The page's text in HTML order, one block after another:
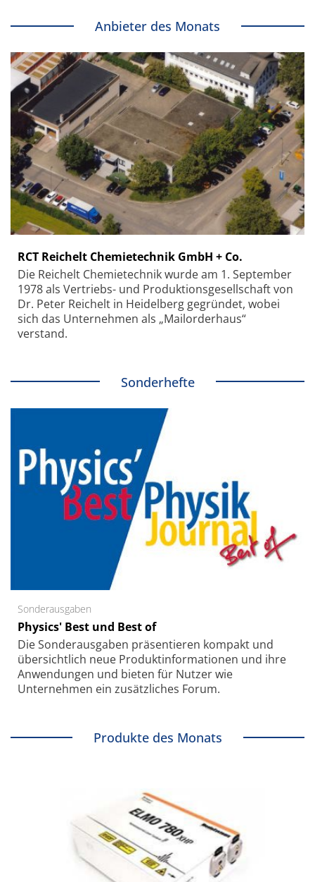
Anbieter des Monats
RCT Reichelt Chemietechnik GmbH + Co.
Die Reichelt Chemietechnik wurde am 1. September
1978 als Vertriebs- und Produktionsgesellschaft von
Dr. Peter Reichelt in Heidelberg gegründet, wobei
sich das Unternehmen als „Mailorderhaus“
verstand.
Sonderhefte
Sonderausgaben
Physics' Best und Best of
Die Sonder­ausgaben präsentieren kompakt und
übersichtlich neue Produkt­informationen und ihre
Anwendungen und bieten für Nutzer wie
Unternehmen ein zusätzliches Forum.
Produkte des Monats